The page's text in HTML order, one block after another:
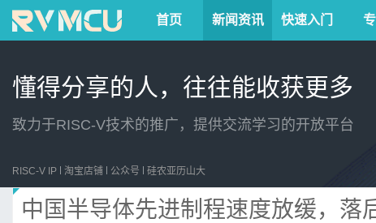
首页 新闻资讯 快速入门
懂得分享的人，往往能收获更多
致力于RISC-V技术的推广，提供交流学习的开放平台
RISC-V IP 淘宝店铺 公众号 硅农亚历山大
中国半导体先进制程速度放缓，落